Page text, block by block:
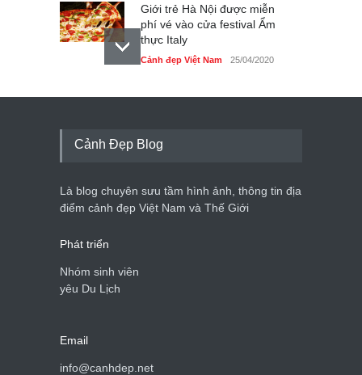
Giới trẻ Hà Nội được miễn
phí vé vào cửa festival Ẩm
thực Italy
Cảnh đẹp Việt Nam 25/04/2020
Tam giác mạch khoe sắc
du lịch quốc gia
Cảnh đẹp Việt Nam 24/04/2020
Cảnh Đẹp Blog
Là blog chuyên sưu tầm hình ảnh, thông tin địa
điểm cảnh đẹp Việt Nam và Thế Giới
Phát triển
Nhóm sinh viên
yêu Du Lịch
Email
info@canhdep.net